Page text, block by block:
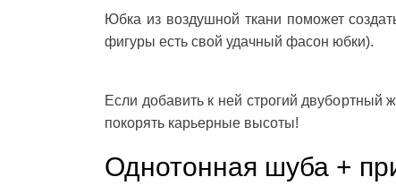
Юбка из воздушной ткани поможет
фигуры есть свой удачный фасон юбки).
Если добавить к ней строгий
покорять карьерные высоты!
Однотонная шуба +